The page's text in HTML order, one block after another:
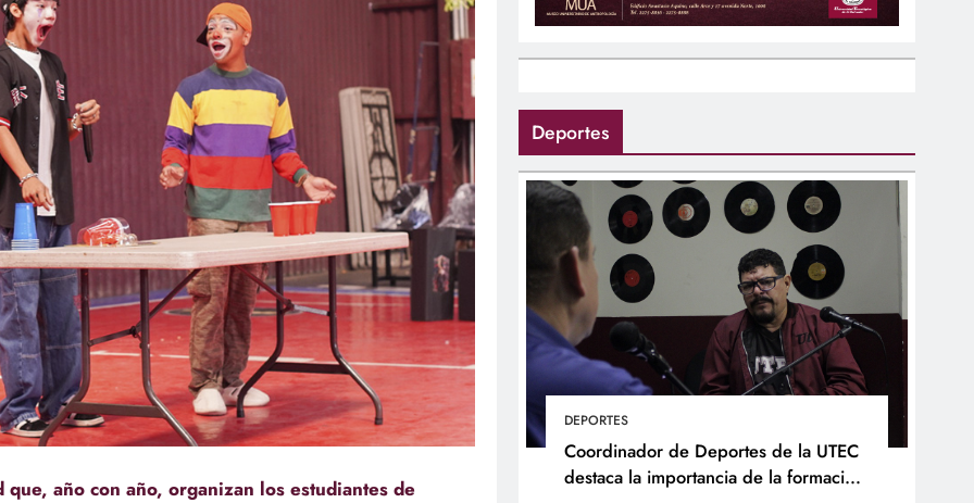
año con año, organizan los estudiantes de
Deportes
DEPORTES
Coordinador de Deportes de la UTEC
destaca la importancia de la formación